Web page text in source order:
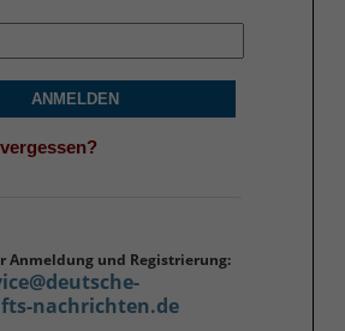
ANMELDEN
Anmeldung und Registrierung:
nachrichten.de